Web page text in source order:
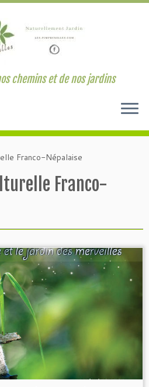
chemins et de nos jardins
Franco-Népalaise
Franco-